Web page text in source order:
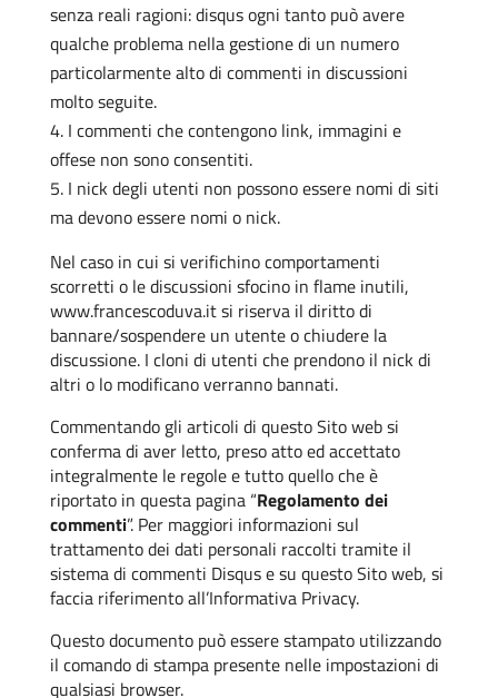
senza reali ragioni: disqus ogni tanto può avere
qualche problema nella gestione di un numero
particolarmente alto di commenti in discussioni
molto seguite.
I commenti che contengono link, immagini e
offese non sono consentiti.
I nick degli utenti non possono essere nomi di siti
ma devono essere nomi o nick.
Nel caso in cui si verifichino comportamenti
scorretti o le discussioni sfocino in flame inutili,
www.francescoduva.it si riserva il diritto di
bannare/sospendere un utente o chiudere la
discussione. I cloni di utenti che prendono il nick di
altri o lo modificano verranno bannati.
Commentando gli articoli di questo Sito web si
conferma di aver letto, preso atto ed accettato
integralmente le regole e tutto quello che è
riportato in questa pagina “Regolamento dei
commenti”. Per maggiori informazioni sul
trattamento dei dati personali raccolti tramite il
sistema di commenti Disqus e su questo Sito web, si
faccia riferimento all’Informativa Privacy.
Questo documento può essere stampato utilizzando
il comando di stampa presente nelle impostazioni di
qualsiasi browser.